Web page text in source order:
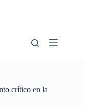
crítico en la